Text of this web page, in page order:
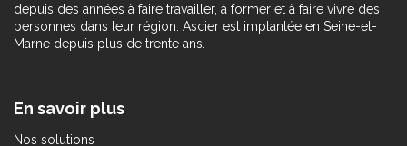
depuis des années à faire travailler, à former et à faire vivre des
personnes dans leur région. Ascier est implantée en Seine-et-
Marne depuis plus de trente ans.
En savoir plus
Nos solutions